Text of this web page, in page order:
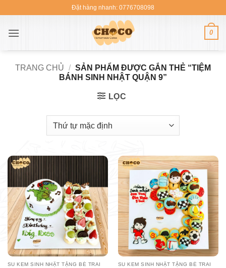
nội
Đặt hàng nhanh: 0776708098
0
TRANG CHỦ / SẢN PHẨM ĐƯỢC GẮN THẺ “TIỆM
BÁNH SINH NHẬT QUẬN 9”
LỌC
SU KEM SINH NHẬT TẶNG BÉ TRAI SU KEM SINH NHẬT TẶNG BÉ TRAI